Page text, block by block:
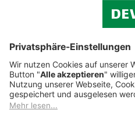
Cookie-Einstellungen
Datenschutz
Impressum